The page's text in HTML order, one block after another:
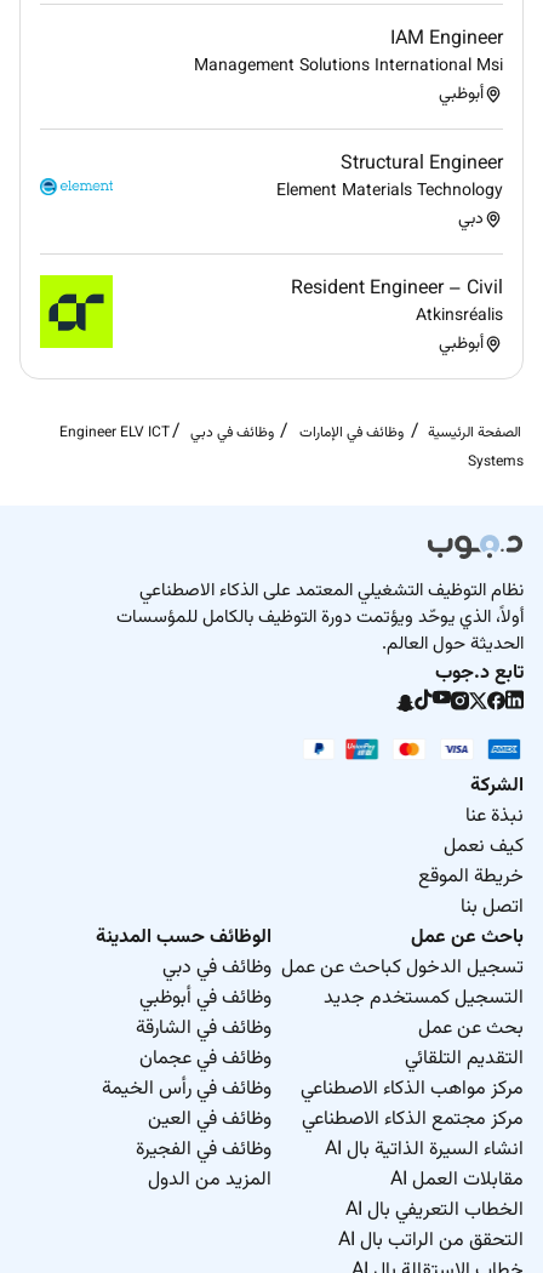
IAM Engineer
Management Solutions International Msi
أبوظبي
Structural Engineer
Element Materials Technology
دبي
Resident Engineer – Civil
Atkinsréalis
أبوظبي
الصفحة الرئيسية وظائف في الإمارات وظائف في دبي
Engineer ELV ICT
Systems
نظام التوظيف التشغيلي المعتمد على الذكاء الاصطناعي
أولاً، الذي يوحّد ويؤتمت دورة التوظيف بالكامل للمؤسسات
الحديثة حول العالم.
تابع د.جوب
الشركة
نبذة عنا
كيف نعمل
خريطة الموقع
اتصل بنا
باحث عن عمل
تسجيل الدخول كباحث عن عمل
التسجيل كمستخدم جديد
بحث عن عمل
التقديم التلقائي
مركز مواهب الذكاء الاصطناعي
مركز مجتمع الذكاء الاصطناعي
انشاء السيرة الذاتية بال AI
مقابلات العمل AI
الخطاب التعريفي بال AI
التحقق من الراتب بال AI
الوظائف حسب المدينة
وظائف في دبي
وظائف في أبوظبي
وظائف في الشارقة
وظائف في عجمان
وظائف في رأس الخيمة
وظائف في العين
وظائف في الفجيرة
المزيد من الدول